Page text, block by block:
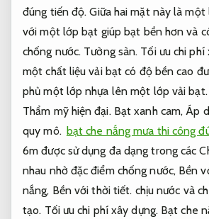
đúng tiến độ. Giữa hai mặt này là
với một lớp bạt giúp bạt bền hơn và
chống nước. Tường sàn. Tối ưu chi phí
một chất liệu vải bạt có độ bền cao
phủ một lớp nhựa lên một lớp vải bạt.
Thẩm mỹ hiện đại.Bạt xanh cam,Áp
quy mô. bạt che nắng mưa thi công
6m được sử dụng đa dạng trong các
nhau nhờ đặc điểm chống nước, Bền
nắng, Bền với thời tiết. chịu nước và
tạo. Tối ưu chi phí xây dựng.Bạt che